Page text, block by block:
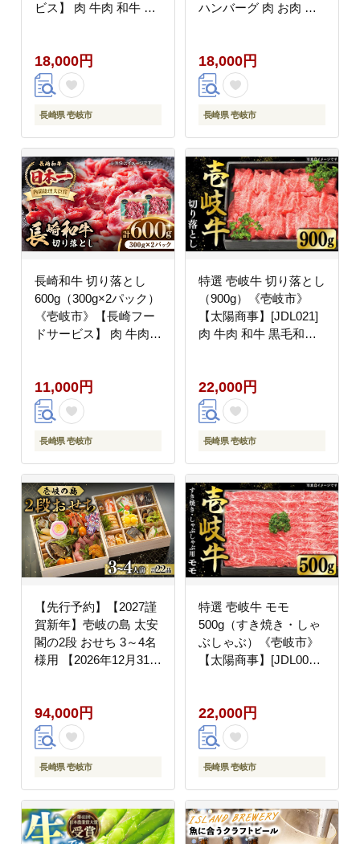
ビス】 肉 牛肉 和牛 惣
[JEP006]
18,000円
長崎県 壱岐市
ハンバーグ 肉 お肉 壱
品
18,000円
長崎県 壱岐市
長崎和牛 切り落とし
600g（300g×2パック）
《壱岐市》【長崎フー
ドサービス】 肉 牛肉
11000 11000円
[JEP008]
11,000円
長崎県 壱岐市
特選 壱岐牛 切り落とし
（900g）《壱岐市》
【太陽商事】[JDL021]
肉 牛肉 和牛 黒毛和牛
万円
22,000円
長崎県 壱岐市
【先行予約】【2027謹
賀新年】壱岐の島 太安
閣の2段 おせち 3～4名
様用 【2026年12月31日
せち
94,000円
長崎県 壱岐市
特選 壱岐牛 モモ
500g（すき焼き・しゃ
ぶしゃぶ）《壱岐市》
【太陽商事】[JDL002]
22000 22000円 2万円
22,000円
長崎県 壱岐市